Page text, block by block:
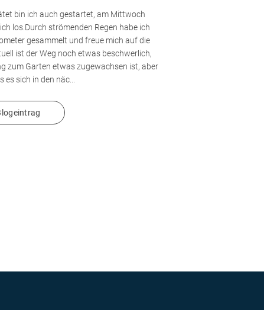
bin ich auch gestartet, am Mittwoch
los.Durch strömenden Regen habe ich
gesammelt und freue mich auf die
ist der Weg noch etwas beschwerlich,
zum Garten etwas zugewachsen ist, aber
es sich in den näc...